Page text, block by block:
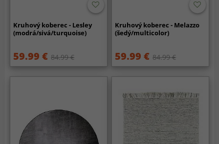
Kruhový koberec - Lesley
(modrá/sivá/turquoise)
59.99 € 84.99 €
Kruhový koberec - Melazzo
(šedý/multicolor)
59.99 € 84.99 €